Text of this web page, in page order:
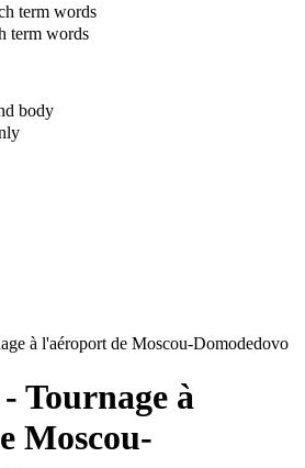
term words
term words
body
à l'aéroport de Moscou-Domodedovo
Tournage à
Moscou-